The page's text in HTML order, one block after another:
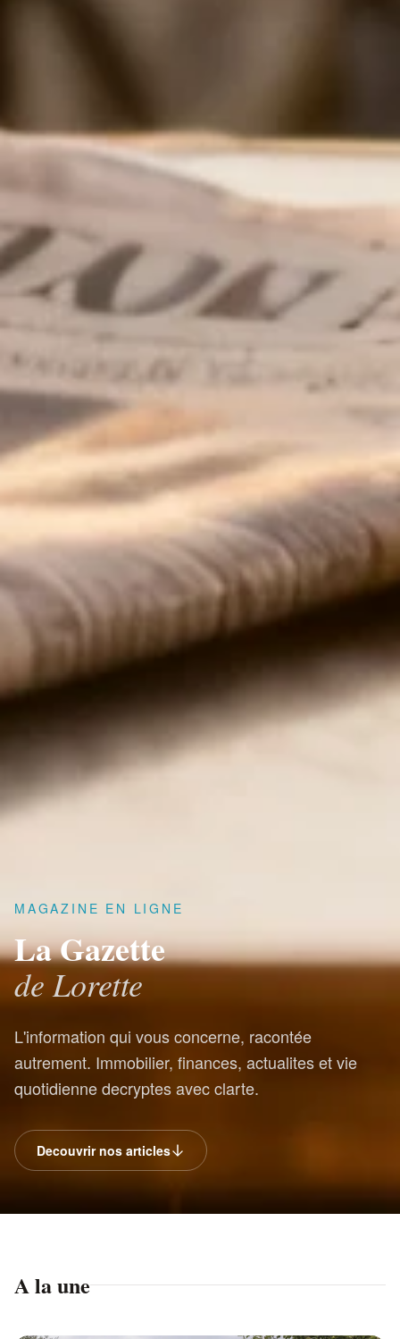
MAGAZINE EN LIGNE
La Gazette
de Lorette
L'information qui vous concerne, racontée
autrement. Immobilier, finances, actualites et vie
quotidienne decryptes avec clarte.
Decouvrir nos articles
A la une